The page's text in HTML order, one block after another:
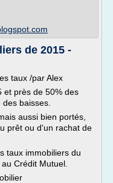
de 2015 -
taux /par Alex
et près de 50% des
baisses.
aussi bien portés,
prêt ou d'un rachat de
taux immobiliers du
Crédit Mutuel.